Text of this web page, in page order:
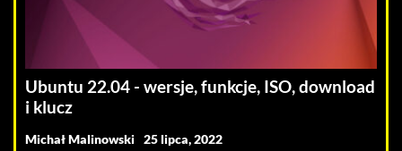
Ubuntu 22.04 - wersje, funkcje, ISO, download
i klucz
Michał Malinowski 25 lipca, 2022